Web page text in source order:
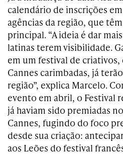
calendário de inscrições
agências da região, que
principal. “A ideia é dar
latinas terem visibilidade.
em um festival de criativos,
Cannes carimbadas, já
região”, explica Marcelo.
evento em abril, o Festival
já haviam sido premiadas
Cannes, fugindo do foco
desde sua criação:
aos Leões do festival